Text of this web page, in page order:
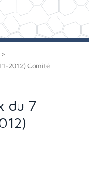
2012) Comité
du 7